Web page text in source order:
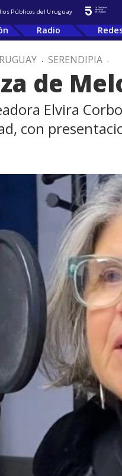
Públicos del Uruguay
Radio
. SERENDIPIA .
de
Elvira
con